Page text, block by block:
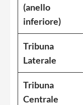
(anello
inferiore)
Tribuna
Laterale
Tribuna
Centrale